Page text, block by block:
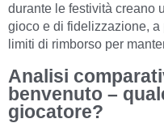
durante le festività creano
gioco e di fidelizzazione, a
limiti di rimborso per
Analisi
benvenuto –
giocatore?